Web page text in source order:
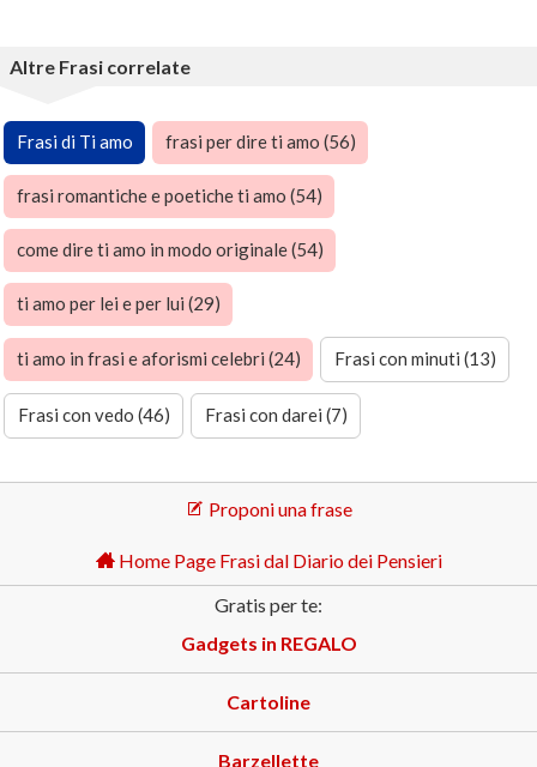
Altre Frasi correlate
Frasi di Ti amo frasi per dire ti amo (56)
frasi romantiche e poetiche ti amo (54)
come dire ti amo in modo originale (54)
ti amo per lei e per lui (29)
ti amo in frasi e aforismi celebri (24) Frasi con minuti (13)
Frasi con vedo (46) Frasi con darei (7)
Proponi una frase
Home Page Frasi dal Diario dei Pensieri
Gratis per te:
Gadgets in REGALO
Cartoline
Barzellette